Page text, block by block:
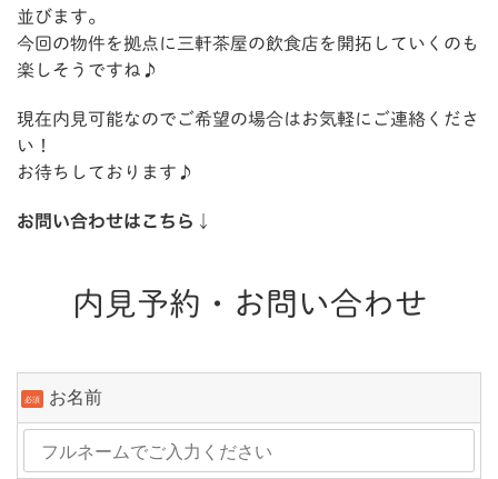
並びます。
今回の物件を拠点に三軒茶屋の飲食店を開拓していくのも
楽しそうですね♪
現在内見可能なのでご希望の場合はお気軽にご連絡くださ
い！
お待ちしております♪
お問い合わせはこちら↓
内見予約・お問い合わせ
必須 お名前